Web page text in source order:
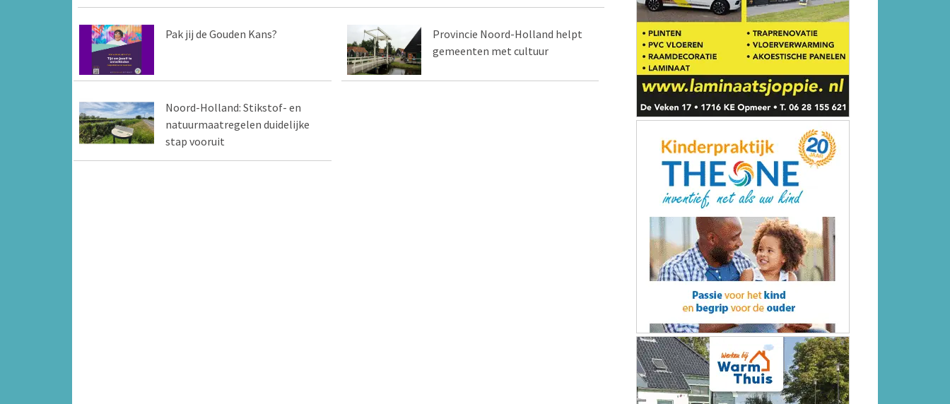
Pak jij de Gouden Kans?
Provincie Noord-Holland helpt
gemeenten met cultuur
Noord-Holland: Stikstof- en
natuurmaatregelen duidelijke
stap vooruit